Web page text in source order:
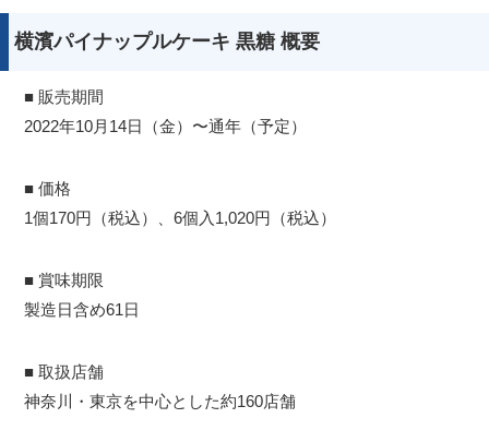
横濱パイナップルケーキ 黒糖 概要
■ 販売期間
2022年10月14日（金）〜通年（予定）
■ 価格
1個170円（税込）、6個入1,020円（税込）
■ 賞味期限
製造日含め61日
■ 取扱店舗
神奈川・東京を中心とした約160店舗